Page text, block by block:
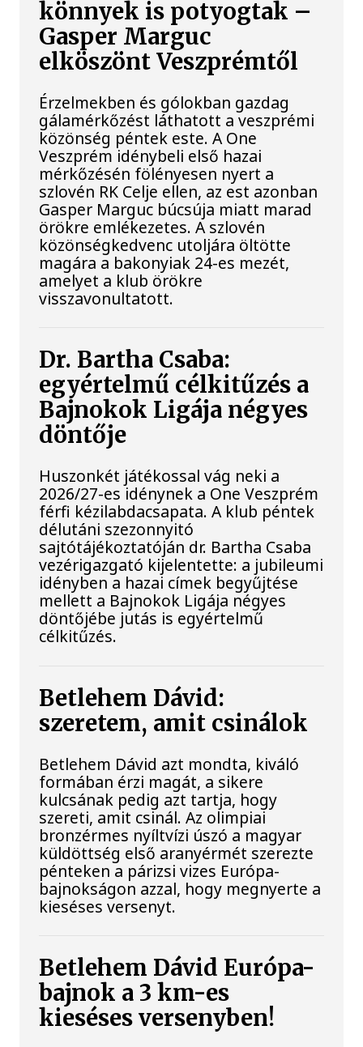
könnyek is potyogtak –
Gasper Marguc
elköszönt Veszprémtől
Érzelmekben és gólokban gazdag
gálamérkőzést láthatott a veszprémi
közönség péntek este. A One
Veszprém idénybeli első hazai
mérkőzésén fölényesen nyert a
szlovén RK Celje ellen, az est azonban
Gasper Marguc búcsúja miatt marad
örökre emlékezetes. A szlovén
közönségkedvenc utoljára öltötte
magára a bakonyiak 24-es mezét,
amelyet a klub örökre
visszavonultatott.
Dr. Bartha Csaba:
egyértelmű célkitűzés a
Bajnokok Ligája négyes
döntője
Huszonkét játékossal vág neki a
2026/27-es idénynek a One Veszprém
férfi kézilabdacsapata. A klub péntek
délutáni szezonnyitó
sajtótájékoztatóján dr. Bartha Csaba
vezérigazgató kijelentette: a jubileumi
idényben a hazai címek begyűjtése
mellett a Bajnokok Ligája négyes
döntőjébe jutás is egyértelmű
célkitűzés.
Betlehem Dávid:
szeretem, amit csinálok
Betlehem Dávid azt mondta, kiváló
formában érzi magát, a sikere
kulcsának pedig azt tartja, hogy
szereti, amit csinál. Az olimpiai
bronzérmes nyíltvízi úszó a magyar
küldöttség első aranyérmét szerezte
pénteken a párizsi vizes Európa-
bajnokságon azzal, hogy megnyerte a
kieséses versenyt.
Betlehem Dávid Európa-
bajnok a 3 km-es
kieséses versenyben!